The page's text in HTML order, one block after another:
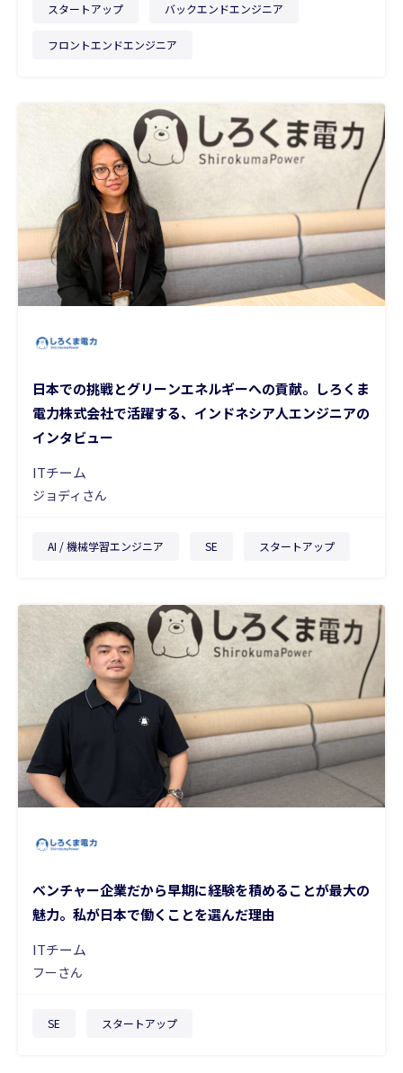
スタートアップ バックエンドエンジニア
フロントエンドエンジニア
日本での挑戦とグリーンエネルギーへの貢献。しろくま
電力株式会社で活躍する、インドネシア人エンジニアの
インタビュー
ITチーム
ジョディさん
AI / 機械学習エンジニア SE スタートアップ
ベンチャー企業だから早期に経験を積めることが最大の
魅力。私が日本で働くことを選んだ理由
ITチーム
フーさん
SE スタートアップ